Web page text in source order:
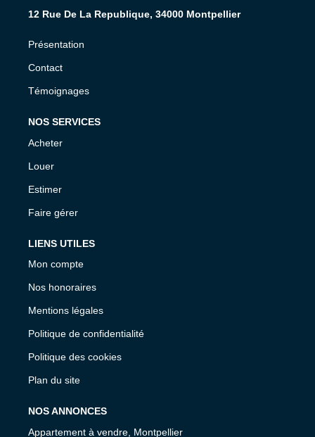
12 Rue De La Republique, 34000 Montpellier
Présentation
Contact
Témoignages
NOS SERVICES
Acheter
Louer
Estimer
Faire gérer
LIENS UTILES
Mon compte
Nos honoraires
Mentions légales
Politique de confidentialité
Politique des cookies
Plan du site
NOS ANNONCES
Appartement à vendre, Montpellier